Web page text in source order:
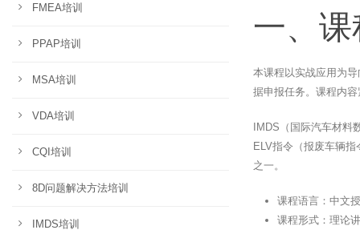
一、
本课程以实战应用为
据申报任务。课程内
IMDS（国际汽车材
ELV指令（报废车辆
之一。
课程语言：中文
课程形式：理论
FMEA培训
PPAP培训
MSA培训
VDA培训
CQI培训
8D问题解决方法培训
IMDS培训